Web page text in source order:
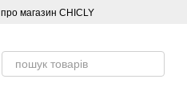
про магазин CHICLY